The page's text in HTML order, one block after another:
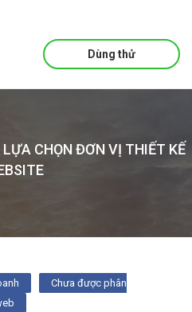
Dùng thử
CHỌN ĐƠN VỊ THIẾT KẾ
Chưa được phân